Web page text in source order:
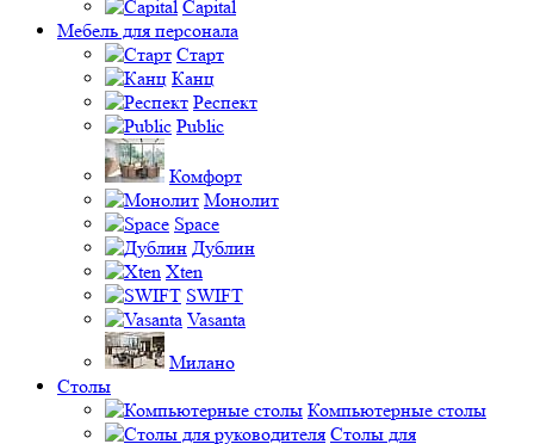
Capital
Мебель для персонала
Старт
Канц
Респект
Public
Комфорт
Монолит
Space
Дублин
Xten
SWIFT
Vasanta
Милано
Столы
Компьютерные столы
Столы для